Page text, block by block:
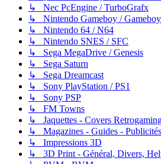
↳ Nec PcEngine / TurboGrafx
↳ Nintendo Gameboy /
↳ Nintendo 64 / N64
↳ Nintendo SNES / SFC
↳ Sega MegaDrive / Genesis
↳ Sega Saturn
↳ Sega Dreamcast
↳ Sony PlayStation / PS1
↳ Sony PSP
↳ FM Towns
↳ Jaquettes - Covers
↳ Magazines - Guides -
↳ Impressions 3D
↳ 3D Print - Général, Divers,